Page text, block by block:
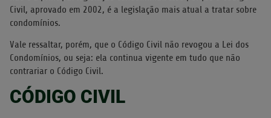
Civil, aprovado em 2002, é a legislação mais atual a tratar sobre
condomínios.
Vale ressaltar, porém, que o Código Civil não revogou a Lei dos
Condomínios, ou seja: ela continua vigente em tudo que não
contrariar o Código Civil.
CÓDIGO CIVIL